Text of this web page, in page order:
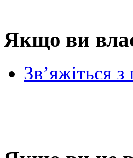
Якщо ви
Зв’яжіться